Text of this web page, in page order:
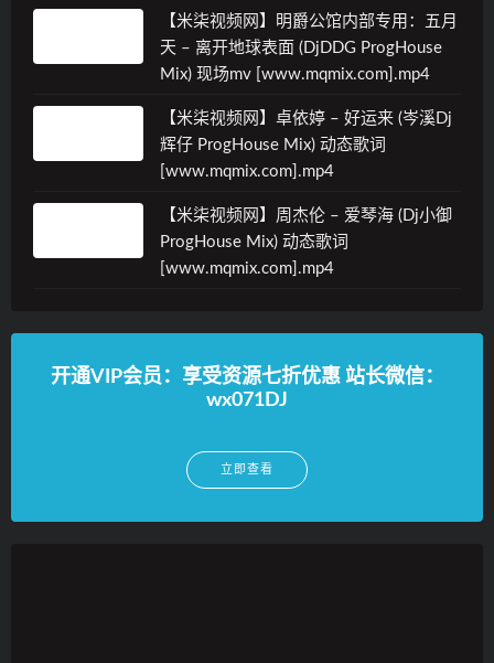
【米柒视频网】明爵公馆内部专用：五月
天 – 离开地球表面 (DjDDG ProgHouse
Mix) 现场mv [www.mqmix.com].mp4
【米柒视频网】卓依婷 – 好运来 (岑溪Dj
辉仔 ProgHouse Mix) 动态歌词
[www.mqmix.com].mp4
【米柒视频网】周杰伦 – 爱琴海 (Dj小御
ProgHouse Mix) 动态歌词
[www.mqmix.com].mp4
开通VIP会员：享受资源七折优惠 站长微信：
wx071DJ
立即查看